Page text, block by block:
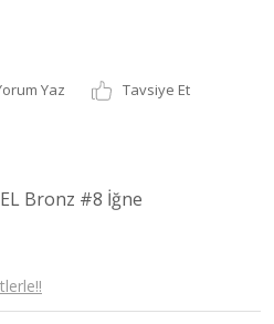
Yaz
Tavsiye Et
Bronz #8 İğne